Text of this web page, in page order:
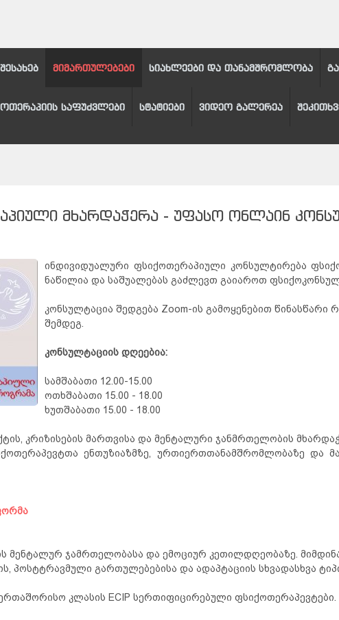
მიმართულებები სიახლეები და თანამშრომლობა
საფუძვლები სტატიები ვიდეო გალერეა
ᲛᲮᲐᲠᲓᲐᲭᲔᲠᲐ - ᲣᲤᲐᲡᲝ ᲝᲜᲚᲐᲘᲜ
ინდივიდუალური ფსიქოთერაპიული კონსულტირება
ნაწილია და საშუალებას გაძლევთ გაიაროთ
კონსულტაცია შედგება Zoom-ის გამოყენებით წინასწარი
შემდეგ.
კონსულტაციის დღეებია:
სამშაბათი 12.00-15.00
ოთხშაბათი 15.00 - 18.00
ხუთშაბათი 15.00 - 18.00
კრიზისების მართვისა და მენტალური ჯანმრთელობის
ენთუზიაზმზე, ურთიერთთანამშრომლობაზე და
მენტალურ ჯამრთელობასა და ემოციურ კეთილდღეობაზე.
პოსტტრავმული გართულებებისა და ადაპტაციის სხვადასხვა
კლასის ECIP სერთიფიცირებული ფსიქოთერაპევტები.